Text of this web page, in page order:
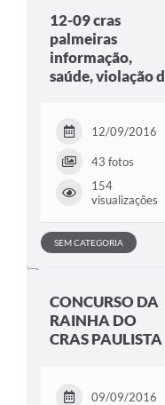
12-09 cras
palmeiras
informação,
saúde, violação d
12/09/2016
43 fotos
154
visualizações
SEM CATEGORIA
CONCURSO DA
RAINHA DO
CRAS PAULISTA
09/09/2016